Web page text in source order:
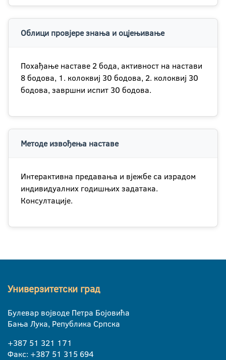
Облици провјере знања и оцјењивање
Похађање наставе 2 бода, активност на настави
8 бодова, 1. колоквиј 30 бодова, 2. колоквиј 30
бодова, завршни испит 30 бодова.
Методе извођења наставе
Интерактивна предавања и вјежбе са израдом
индивидуалних годишњих задатака.
Консултације.
Универзитетски град
Булевар војводе Петра Бојовића
Бања Лука, Република Српска
+387 51 321 171
Факс: +387 51 315 694